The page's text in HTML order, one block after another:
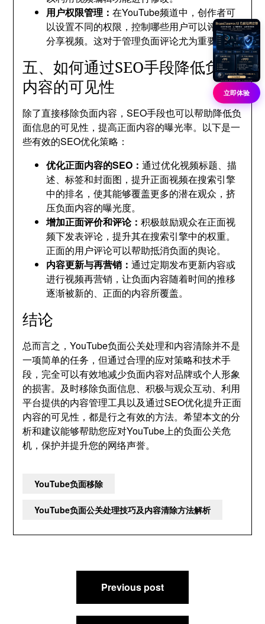
用户权限管理：在YouTube频道中，创作者可
以设置不同的权限，控制哪些用户可以评论或
分享视频。这对于管理负面评论尤为重要。
五、如何通过SEO手段降低负面
内容的可见性
除了直接移除负面内容，SEO手段也可以帮助降低负
面信息的可见性，提高正面内容的曝光率。以下是一
些有效的SEO优化策略：
优化正面内容的SEO：通过优化视频标题、描
述、标签和封面图，提升正面视频在搜索引擎
中的排名，使其能够覆盖更多的潜在观众，挤
压负面内容的曝光度。
增加正面评价和评论：积极鼓励观众在正面视
频下发表评论，提升其在搜索引擎中的权重。
正面的用户评论可以帮助抵消负面的舆论。
内容更新与再营销：通过定期发布更新内容或
进行视频再营销，让负面内容随着时间的推移
逐渐被新的、正面的内容所覆盖。
结论
总而言之，YouTube负面公关处理和内容清除并不是
一项简单的任务，但通过合理的应对策略和技术手
段，完全可以有效地减少负面内容对品牌或个人形象
的损害。及时移除负面信息、积极与观众互动、利用
平台提供的内容管理工具以及通过SEO优化提升正面
内容的可见性，都是行之有效的方法。希望本文的分
析和建议能够帮助您应对YouTube上的负面公关危
机，保护并提升您的网络声誉。
YouTube负面移除
YouTube负面公关处理技巧及内容清除方法解析
Previous post
立即体验